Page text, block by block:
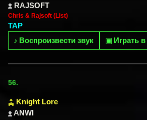
RAJSOFT
Chris & Rajsoft (List)
TAP
♪ Воспроизвести звук ▣ Играть
56.
Knight Lore
ANWI